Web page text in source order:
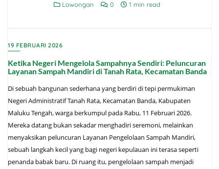
Lowongan 0 1 min read
19 FEBRUARI 2026
Ketika Negeri Mengelola Sampahnya Sendiri: Peluncuran
Layanan Sampah Mandiri di Tanah Rata, Kecamatan Banda
Di sebuah bangunan sederhana yang berdiri di tepi permukiman
Negeri Administratif Tanah Rata, Kecamatan Banda, Kabupaten
Maluku Tengah, warga berkumpul pada Rabu, 11 Februari 2026.
Mereka datang bukan sekadar menghadiri seremoni, melainkan
menyaksikan peluncuran Layanan Pengelolaan Sampah Mandiri,
sebuah langkah kecil yang bagi negeri kepulauan ini terasa seperti
penanda babak baru. Di ruang itu, pengelolaan sampah menjadi